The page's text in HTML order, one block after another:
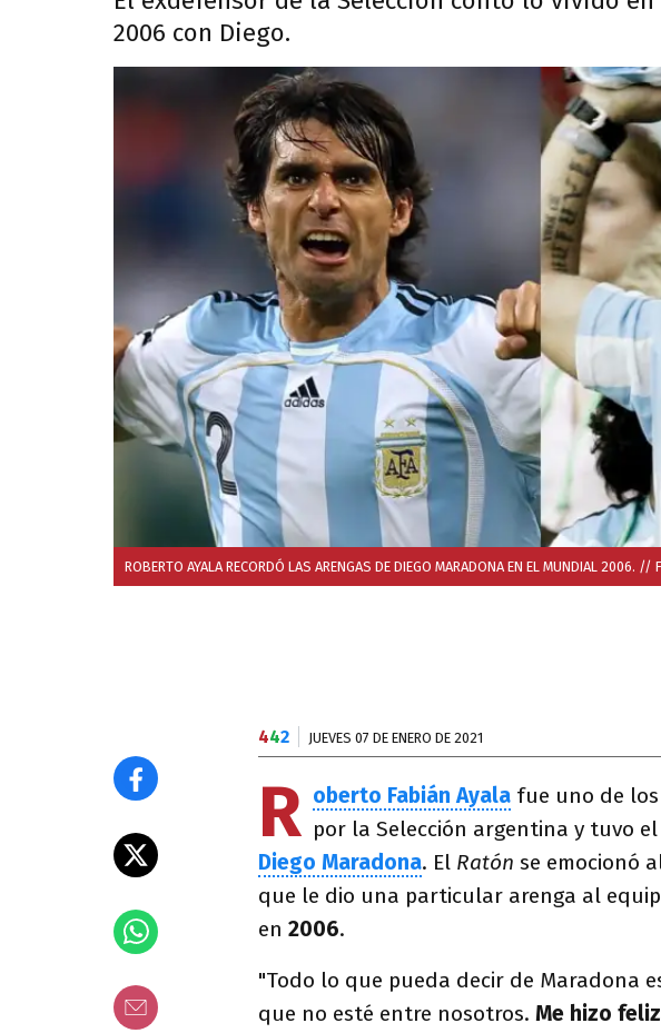
2006 con Diego.
ROBERTO AYALA RECORDÓ LAS ARENGAS DE DIEGO MARADONA EN EL MUNDIAL 2006. //
442 JUEVES 07 DE ENERO DE 2021
R oberto Fabián Ayala fue uno de los
por la Selección argentina y tuvo
Diego Maradona. El Ratón se emocionó
que le dio una particular arenga al
en 2006.
"Todo lo que pueda decir de Maradona
que no esté entre nosotros. Me hizo